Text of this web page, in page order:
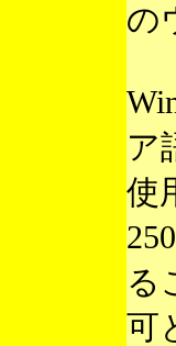
の
ア
使
る
可